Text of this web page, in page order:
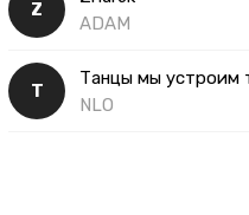
Z
ADAM
Т
NLO